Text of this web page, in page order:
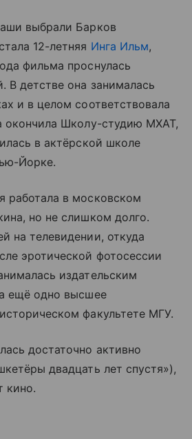
выбрали Барков
12-летняя Инга Ильм,
фильма проснулась
В детстве она занималась
и в целом соответствовала
окончила Школу-студию МХАТ,
в актёрской школе
Йорке.
работала в московском
но не слишком долго.
на телевидении, откуда
эротической фотосессии
издательским
ещё одно высшее
факультете МГУ.
достаточно активно
двадцать лет спустя»),
кино.